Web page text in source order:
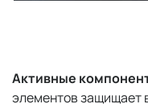
Активные
элементов защищает